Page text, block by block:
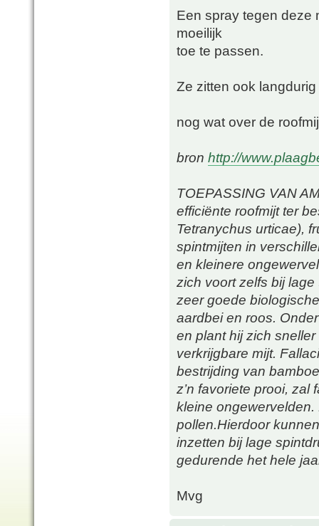
Een spray tegen deze
moeilijk
toe te passen.
Ze zitten ook
nog wat over de
bron http://
TOEPASSING VAN
efficiënte roofmijt ter
Tetranychus urticae),
spintmijten in
en kleinere
zich voort zelfs bij
zeer goede
aardbei en roos.
en plant hij zich
verkrijgbare mijt.
bestrijding van
z’n favoriete prooi,
kleine
pollen.Hierdoor
inzetten bij lage
gedurende het hele
Mvg